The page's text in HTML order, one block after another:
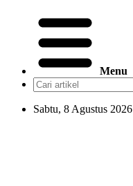
Menu
Sabtu, 8 Agustus 2026